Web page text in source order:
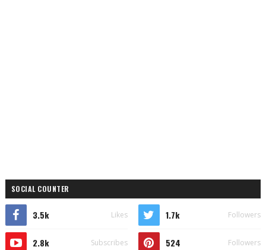
SOCIAL COUNTER
3.5k Likes 1.7k Followers
2.8k Subscribes 524 Followers